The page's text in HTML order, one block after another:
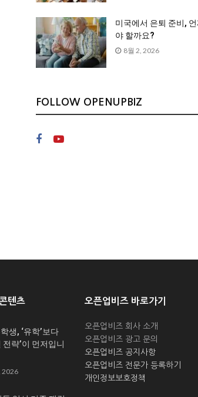
미국에서 은퇴 준비,
야 할까요?
8월 2, 2026
FOLLOW OPENUPBIZ
텐츠
생, ‘유학’보다
전략’이 먼저입니
2026
오픈업비즈 바로가기
오픈업비즈 회사 소개
오픈업비즈 광고 문의
오픈업비즈 공지사항
오픈업비즈 전문가 등록하기
개인정보보호정책